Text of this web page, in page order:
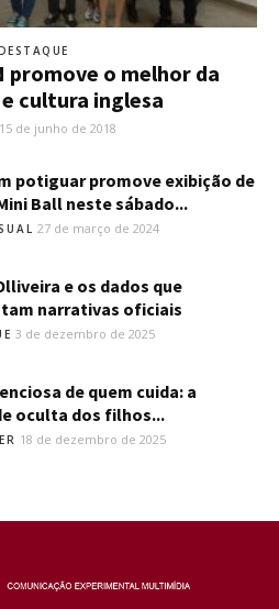
promove o melhor da
cultura inglesa
15 de junho de 2018
potiguar promove exibição de
Ball neste sábado...
27 de março de 2024
e os dados que
narrativas oficiais
3 de dezembro de 2025
de quem cuida: a
oculta dos filhos...
18 de dezembro de 2025